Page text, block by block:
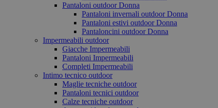
Pantaloni outdoor Donna
Pantaloni invernali outdoor Donna
Pantaloni estivi outdoor Donna
Pantaloncini outdoor Donna
Impermeabili outdoor
Giacche Impermeabili
Pantaloni Impermeabili
Completi Impermeabili
Intimo tecnico outdoor
Maglie tecniche outdoor
Pantaloni tecnici outdoor
Calze tecniche outdoor